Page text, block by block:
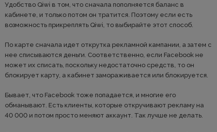
Удобство Qiwi в том, что сначала пополняется баланс в
кабинете, и только потом он тратится. Поэтому если есть
возможность прикреплять Qiwi, то выбирайте этот способ.
По карте сначала идет открутка рекламной кампании, а затем с
нее списываются деньги. Соответственно, если Facebook не
может их списать, поскольку недостаточно средств, то он
блокирует карту, а кабинет замораживается или блокируется.
Бывает, что Facebook тоже попадается, и многие его
обманывают. Есть клиенты, которые откручивают рекламу на
40 000 и потом просто меняют аккаунт. Так лучше не делать.